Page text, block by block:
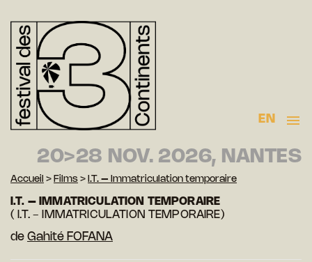
EN
20>28 NOV. 2026, NANTES
Accueil > Films > I.T. – Immatriculation temporaire
I.T. – IMMATRICULATION TEMPORAIRE
( I.T. - IMMATRICULATION TEMPORAIRE)
de Gahité FOFANA